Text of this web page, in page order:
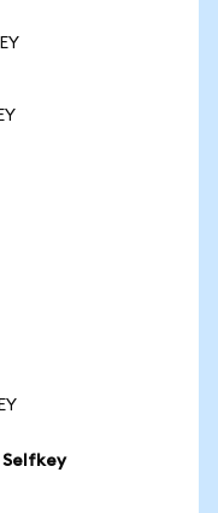
Selfkey